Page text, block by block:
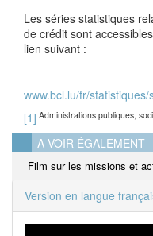
Les séries statistiques
de crédit sont
lien suivant :
www.bcl.lu/fr/
[1] Administrations publiques,
A VOIR ÉGALEMENT
Film sur les missions et
Version en langue